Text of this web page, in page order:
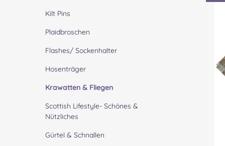
Kilt Pins
Plaidbroschen
Flashes/ Sockenhalter
Hosenträger
Krawatten & Fliegen
Scottish Lifestyle- Schönes &
Nützliches
Gürtel & Schnallen